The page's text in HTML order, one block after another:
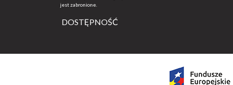
jest zabronione.
DOSTĘPNOŚĆ